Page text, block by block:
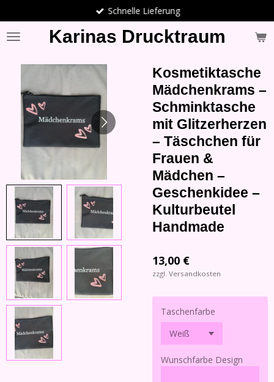
Hauptinhalt
springen
Karinas Drucktraum
Schnelle Lieferung
Kosmetiktasche
Mädchenkrams –
Schminktasche
mit Glitzerherzen
– Täschchen für
Frauen &
Mädchen –
Geschenkidee –
Kulturbeutel
Handmade
13,00 €
zzgl. Versandkosten
Taschenfarbe
Wunschfarbe Design